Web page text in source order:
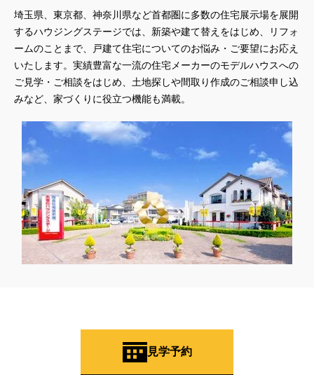
埼玉県、東京都、神奈川県など首都圏に多数の住宅展示場を展開
するハウジングステージでは、新築や建て替えをはじめ、リフォ
ームのことまで、戸建て住宅についてのお悩み・ご要望にお応え
いたします。実績豊富な一流の住宅メーカーのモデルハウスへの
ご見学・ご相談をはじめ、土地探しや間取り作成のご相談申し込
みなど、家づくりに役立つ機能も満載。
見学予約